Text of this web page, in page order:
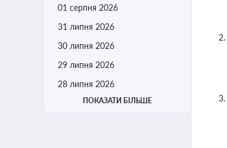
01 серпня 2026
31 липня 2026
30 липня 2026
29 липня 2026
28 липня 2026
ПОКАЗАТИ БІЛЬШЕ